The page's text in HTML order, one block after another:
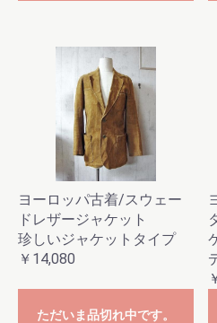
ヨーロッパ古着/スウェー
ドレザージャケット
珍しいジャケットタイプ
￥14,080
ただいま品切れ中です。